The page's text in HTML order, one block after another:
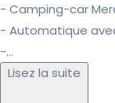
- Camping-car
- Automatique
-...
Lisez la suite